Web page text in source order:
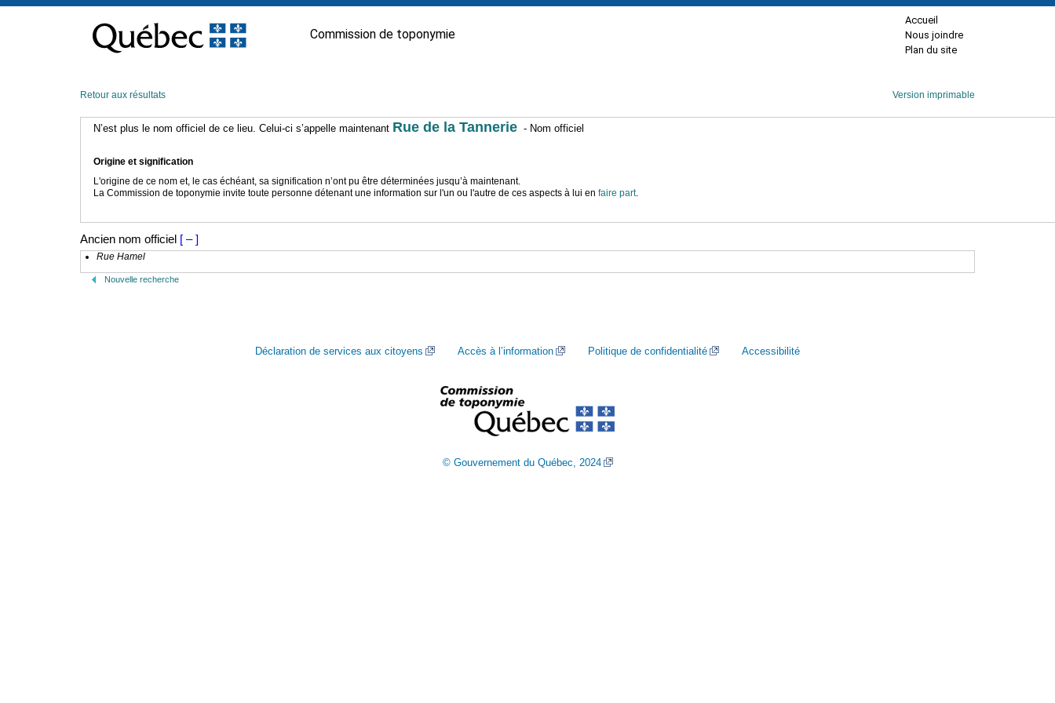
contenu
Commission de toponymie
Accueil
Nous joindre
Plan du site
Retour aux résultats Version imprimable
N’est plus le nom officiel de ce lieu. Celui-ci s’appelle maintenant Rue de la Tannerie - Nom officiel
Origine et signification
L'origine de ce nom et, le cas échéant, sa signification n’ont pu être déterminées jusqu’à maintenant.
La Commission de toponymie invite toute personne détenant une information sur l'un ou l'autre de ces aspects à lui en faire part.
Ancien nom officiel [ – ]
Rue Hamel
Nouvelle recherche
Déclaration de services aux citoyens Accès à l’information Politique de confidentialité Accessibilité
© Gouvernement du Québec, 2024